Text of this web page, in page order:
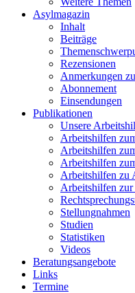
Asylmagazin
Inhalt
Beiträge
Rezensionen
Anmerkungen
Abonnement
Einsendungen
Publikationen
Unsere
Arbeitshilfen
Arbeitshilfen
Arbeitshilfen
Arbeitshilfen zu
Arbeitshilfen
Stellungnahmen
Studien
Statistiken
Videos
Beratungsangebote
Links
Termine